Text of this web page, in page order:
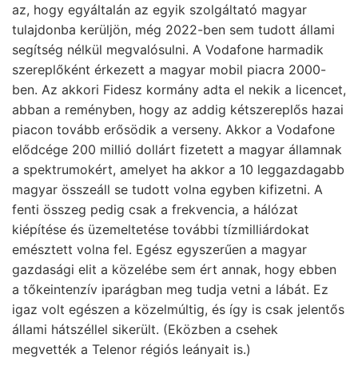
az, hogy egyáltalán az egyik szolgáltató magyar
tulajdonba kerüljön, még 2022-ben sem tudott állami
segítség nélkül megvalósulni. A Vodafone harmadik
szereplőként érkezett a magyar mobil piacra 2000-
ben. Az akkori Fidesz kormány adta el nekik a licencet,
abban a reményben, hogy az addig kétszereplős hazai
piacon tovább erősödik a verseny. Akkor a Vodafone
elődcége 200 millió dollárt fizetett a magyar államnak
a spektrumokért, amelyet ha akkor a 10 leggazdagabb
magyar összeáll se tudott volna egyben kifizetni. A
fenti összeg pedig csak a frekvencia, a hálózat
kiépítése és üzemeltetése további tízmilliárdokat
emésztett volna fel. Egész egyszerűen a magyar
gazdasági elit a közelébe sem ért annak, hogy ebben
a tőkeintenzív iparágban meg tudja vetni a lábát. Ez
igaz volt egészen a közelmúltig, és így is csak jelentős
állami hátszéllel sikerült. (Eközben a csehek
megvették a Telenor régiós leányait is.)